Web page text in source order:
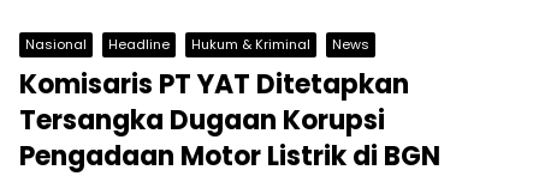
Nasional Headline Hukum & Kriminal News
Komisaris PT YAT Ditetapkan
Tersangka Dugaan Korupsi
Pengadaan Motor Listrik di BGN